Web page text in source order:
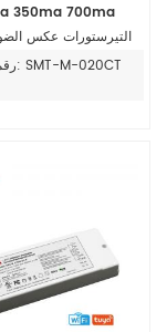
350ma 700ma
التيرستورات عكس
المصنعة سائق
رقم الصنف: SMT-M-020CT